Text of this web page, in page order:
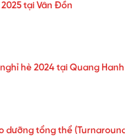
tại Vân Đồn
hè 2024 tại Quang Hanh
dưỡng tổng thể